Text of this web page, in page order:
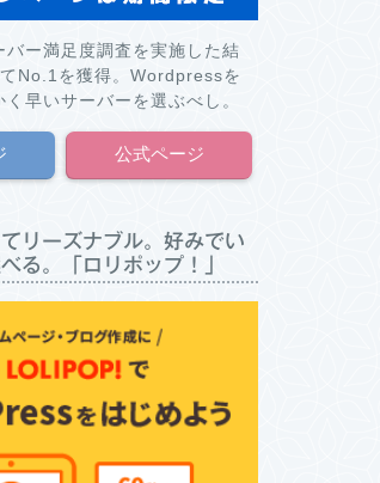
ー満足度調査を実施した結
No.1を獲得。Wordpressを
早いサーバーを選ぶべし。
公式ページ
リーズナブル。好みでい
る。「ロリポップ！」